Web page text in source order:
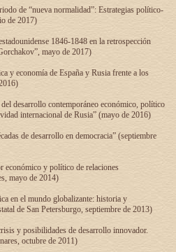
de “nueva normalidad”: Estrategias político-
de 2017)
1846-1848 en la retrospección
mayo de 2017)
y economía de España y Rusia frente a los
desarrollo contemporáneo económico, político
internacional de Rusia” (mayo de 2016)
de desarrollo en democracia” (septiembre
económico y político de relaciones
mayo de 2014)
en el mundo globalizante: historia y
de San Petersburgo, septiembre de 2013)
y posibilidades de desarrollo innovador.
octubre de 2011)